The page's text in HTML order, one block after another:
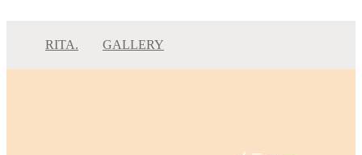
RITA. GALLERY